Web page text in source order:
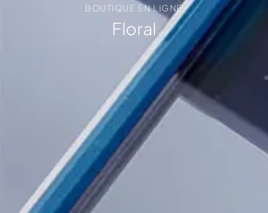
BOUTIQUE EN LIGNE
Floral